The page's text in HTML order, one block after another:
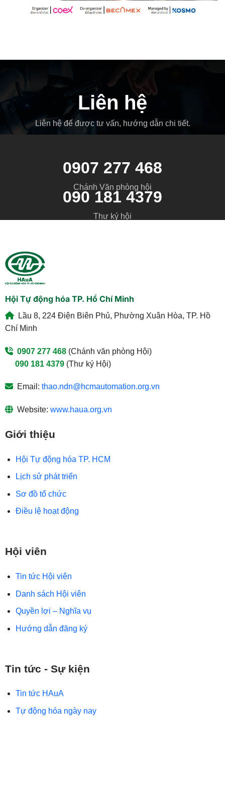
Liên hệ
Liên hệ để được tư vấn, hướng dẫn chi tiết.
0907 277 468
Chánh Văn phòng hội
090 181 4379
Thư ký hội
Hội Tự động hóa TP. Hồ Chí Minh
Lầu 8, 224 Điện Biên Phủ, Phường Xuân Hòa, TP. Hồ
Chí Minh
0907 277 468 (Chánh văn phòng Hội)
090 181 4379(Thư ký Hội)
Email: thao.ndn@hcmautomation.org.vn
Website: www.haua.org.vn
Giới thiệu
Hội Tự động hóa TP. HCM
Lịch sử phát triển
Sơ đồ tổ chức
Điều lệ hoạt động
Hội viên
Tin tức Hội viên
Danh sách Hội viên
Quyền lợi – Nghĩa vụ
Hướng dẫn đăng ký
Tin tức - Sự kiện
Tin tức HAuA
Tự động hóa ngày nay